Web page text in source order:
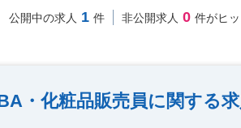
公開中の求人 1 件 非公開求人 0 件がヒッ
・化粧品販売員に関する